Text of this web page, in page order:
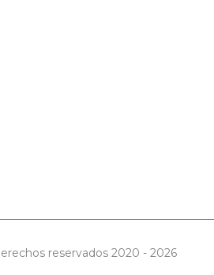
reservados 2020 - 2026